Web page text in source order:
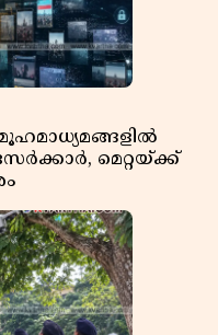
മെറ്റയ്ക്ക്